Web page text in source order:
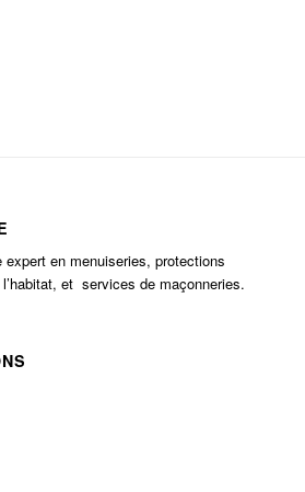
en menuiseries, protections
et services de maçonneries.